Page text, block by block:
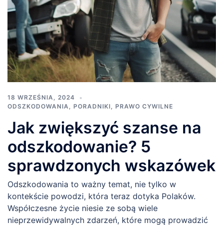
18 WRZEŚNIA, 2024
ODSZKODOWANIA, PORADNIKI, PRAWO CYWILNE
Jak zwiększyć szanse na
odszkodowanie? 5
sprawdzonych wskazówek
Odszkodowania to ważny temat, nie tylko w
kontekście powodzi, która teraz dotyka Polaków.
Współczesne życie niesie ze sobą wiele
nieprzewidywalnych zdarzeń, które mogą prowadzić